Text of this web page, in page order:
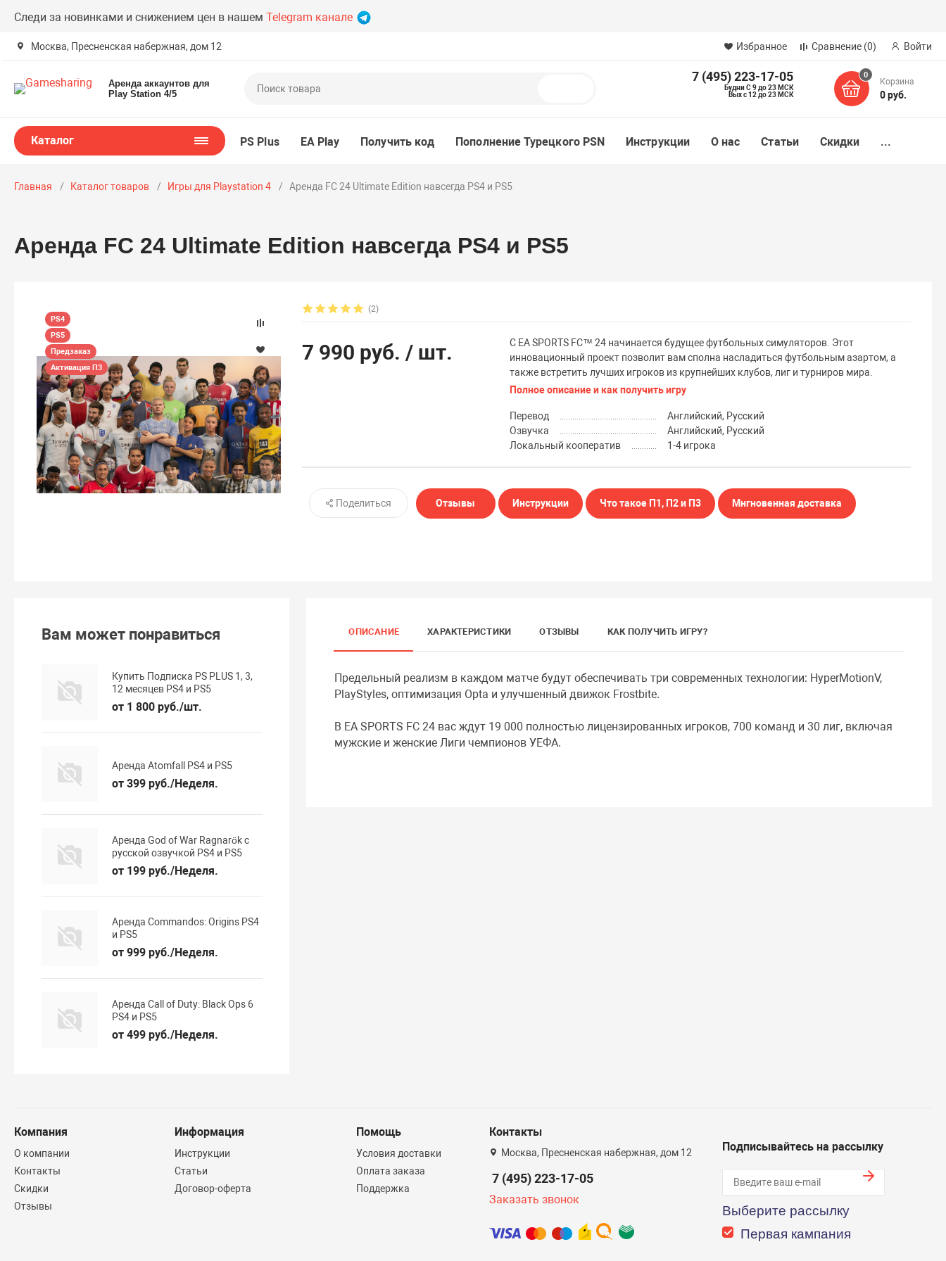
Следи за новинками и снижением цен в нашемTelegram канале
Москва, Пресненская набержная, дом 12 Избранное Сравнение (0) Войти
Аренда аккаунтов для
Play Station 4/5
7 (495) 223-17-05
Будни С 9 до 23 МСК
Вых с 12 до 23 МСК
0
Корзина
0 руб.
Каталог PS Plus EA Play Получить код Пополнение Турецкого PSN Инструкции О нас Статьи Скидки ...
Главная Каталог товаров Игры для Playstation 4 Аренда FC 24 Ultimate Edition навсегда PS4 и PS5
Аренда FC 24 Ultimate Edition навсегда PS4 и PS5
PS4
PS5
Предзаказ
Активация П3
(2)
7 990 руб. / шт.
С EA SPORTS FC™ 24 начинается будущее футбольных симуляторов. Этот
инновационный проект позволит вам сполна насладиться футбольным азартом, а
также встретить лучших игроков из крупнейших клубов, лиг и турниров мира.
Полное описание и как получить игру
Перевод
Английский, Русский
Озвучка
Английский, Русский
Локальный кооператив
1-4 игрока
Отзывы Инструкции Что такое П1, П2 и П3 Мнгновенная доставка
Поделиться
ОПИСАНИЕ ХАРАКТЕРИСТИКИ ОТЗЫВЫ КАК ПОЛУЧИТЬ ИГРУ?
Предельный реализм в каждом матче будут обеспечивать три современных технологии: HyperMotionV,
PlayStyles, оптимизация Opta и улучшенный движок Frostbite.
В EA SPORTS FC 24 вас ждут 19 000 полностью лицензированных игроков, 700 команд и 30 лиг, включая
мужские и женские Лиги чемпионов УЕФА.
Вам может понравиться
Купить Подписка PS PLUS 1, 3,
12 месяцев PS4 и PS5
от 1 800 руб./шт.
Аренда Atomfall PS4 и PS5
от 399 руб./Неделя.
Аренда God of War Ragnarök с
русской озвучкой PS4 и PS5
от 199 руб./Неделя.
Аренда Commandos: Origins PS4
и PS5
от 999 руб./Неделя.
Аренда Call of Duty: Black Ops 6
PS4 и PS5
от 499 руб./Неделя.
Компания
О компании
Контакты
Скидки
Отзывы
Информация
Инструкции
Статьи
Договор-оферта
Помощь
Условия доставки
Оплата заказа
Поддержка
Контакты
Москва, Пресненская набержная, дом 12
7 (495) 223-17-05
Заказать звонок
Подписывайтесь на рассылку
Выберите рассылку
Первая кампания